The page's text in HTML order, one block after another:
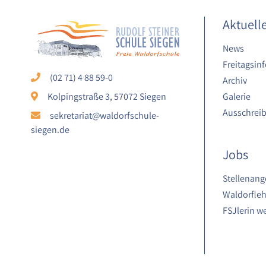
(02 71) 4 88 59-0
Kolpingstraße 3, 57072 Siegen
sekretariat@waldorfschule-
siegen.de
News
Archiv
Galerie
Jobs
FSJlerin
1 Jahr
STATISTIK
Statistik Cookies erfassen Informationen
anonym. Diese Informationen helfen uns
zu verstehen, wie unsere Besucher
unsere Website nutzen.